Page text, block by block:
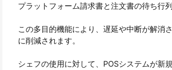
プラットフォーム請求書と注文書の待ち行
この多目的機能により、遅延や中断が解消
に削減されます。
シェフの使用に対して、POSシステムが新